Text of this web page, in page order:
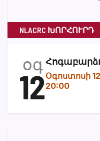
NLACRC ԽՈՐՀՈՒՐԴ
օգ
12Օգոստոսի
20:00